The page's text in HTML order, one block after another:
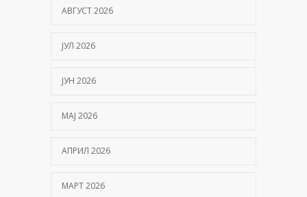
АВГУСТ 2026
ЈУЛ 2026
ЈУН 2026
МАЈ 2026
АПРИЛ 2026
МАРТ 2026